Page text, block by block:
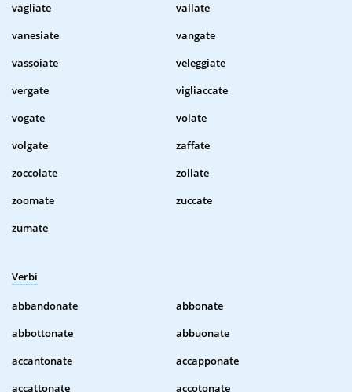
vagliate
vallate
vanesiate
vangate
vassoiate
veleggiate
vergate
vigliaccate
vogate
volate
volgate
zaffate
zoccolate
zollate
zoomate
zuccate
zumate
Verbi
abbandonate
abbonate
abbottonate
abbuonate
accantonate
accapponate
accattonate
accotonate